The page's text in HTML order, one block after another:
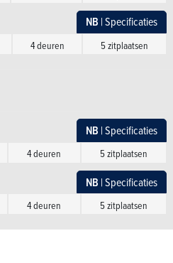
NB | Specificaties
4 deuren 5 zitplaatsen
NB | Specificaties
4 deuren 5 zitplaatsen
NB | Specificaties
4 deuren 5 zitplaatsen